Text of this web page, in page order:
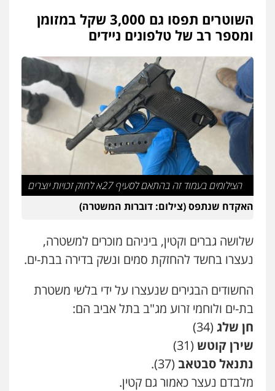
משרד עורכי דין חן ברוך
פלילי דיני תעבורה מעצרים וחקירות
משרד עורכי דין טאי שרקי
פלילי אסירים תעבורה מרב"ד
0547556464
עו"ד אילן אלימלך
פלילי פשיעה חמורה תעבורה אסירים
0522992110
פלילי פשיעה חמורה מעצרים וחקירות
0509230800
גיל דביר – משרד עורכי דין
פלילי פשיעה כלכלית צווארון לבן
סלימאן אבו שעירה – משרד עורכי דין
פלילי בטחוני צבאי
השוטרים תפסו גם 3,000 שקל במזומן
ומספר רב של טלפונים ניידים
הצילומים בעמוד זה בהתאם לסעיף 27א לחוק זכויות יוצרים
האקדח שנתפס (צילום: דוברות המשטרה)
שלושה גברים וקטין, ביניהם מוכרים למשטרה,
נעצרו בחשד להחזקת סמים ונשק בדירה בבת-ים.
החשודים הבגירים שנעצרו על ידי בלשי משטרת
בת-ים ולוחמי זרוע מג"ב בתל אביב הם:
חן שלג (34)
שירן קוטש (31)
נתנאל סבטאב (37).
מלבדם נעצר כאמור גם קטין.